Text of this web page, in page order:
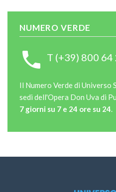
NUMERO VERDE
T (+39) 800 64
Il Numero Verde di
sedi dell'Opera Don Uva di
7 giorni su 7 e 24 ore su 24.